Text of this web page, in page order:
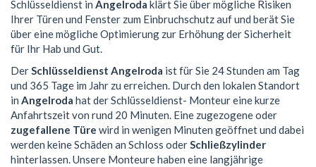
Schlüsseldienst in Angelroda klärt Sie über mögliche Risiken
Ihrer Türen und Fenster zum Einbruchschutz auf und berät Sie
über eine mögliche Optimierung zur Erhöhung der Sicherheit
für Ihr Hab und Gut.
DerSchlüsseldienst Angelroda ist für Sie 24 Stunden am Tag
und 365 Tage im Jahr zu erreichen. Durch den lokalen Standort
in Angelroda hat der Schlüsseldienst- Monteur eine kurze
Anfahrtszeit von rund 20 Minuten. Eine zugezogene oder
zugefallene Türe wird in wenigen Minuten geöffnet und dabei
werden keine Schäden an Schloss oderSchließzylinder
hinterlassen. Unsere Monteure haben eine langjährige